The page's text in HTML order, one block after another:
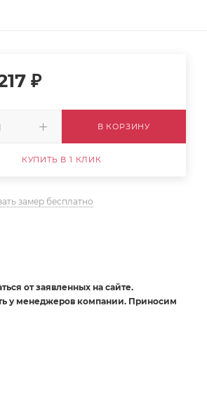
₽
В КОРЗИНУ
КУПИТЬ В 1 КЛИК
замер бесплатно
от заявленных на сайте.
у менеджеров компании. Приносим